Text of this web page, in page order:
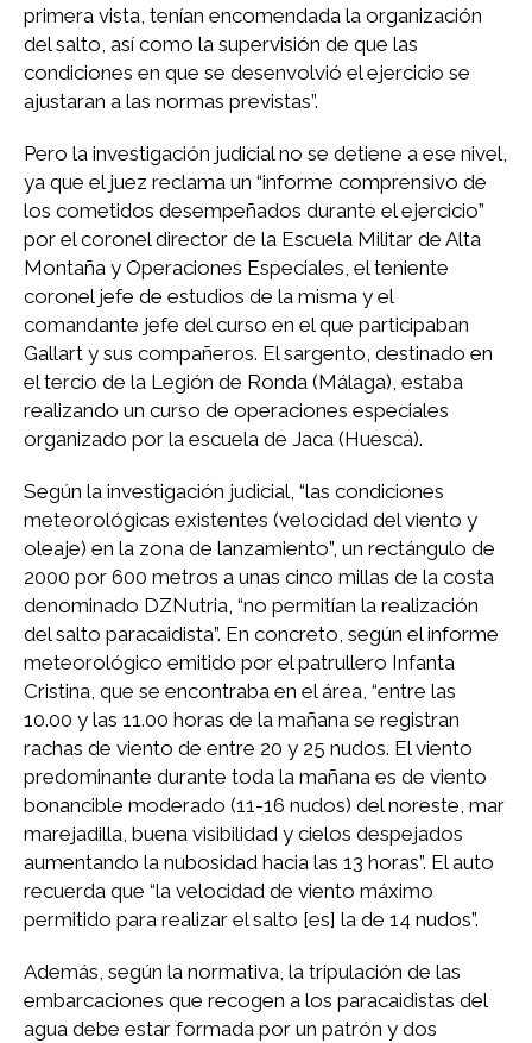
primera vista, tenían encomendada la organización
del salto, así como la supervisión de que las
condiciones en que se desenvolvió el ejercicio se
ajustaran a las normas previstas”.
Pero la investigación judicial no se detiene a ese nivel,
ya que el juez reclama un “informe comprensivo de
los cometidos desempeñados durante el ejercicio”
por el coronel director de la Escuela Militar de Alta
Montaña y Operaciones Especiales, el teniente
coronel jefe de estudios de la misma y el
comandante jefe del curso en el que participaban
Gallart y sus compañeros. El sargento, destinado en
el tercio de la Legión de Ronda (Málaga), estaba
realizando un curso de operaciones especiales
organizado por la escuela de Jaca (Huesca).
Según la investigación judicial, “las condiciones
meteorológicas existentes (velocidad del viento y
oleaje) en la zona de lanzamiento”, un rectángulo de
2000 por 600 metros a unas cinco millas de la costa
denominado DZNutria, “no permitían la realización
del salto paracaidista”. En concreto, según el informe
meteorológico emitido por el patrullero Infanta
Cristina, que se encontraba en el área, “entre las
10.00 y las 11.00 horas de la mañana se registran
rachas de viento de entre 20 y 25 nudos. El viento
predominante durante toda la mañana es de viento
bonancible moderado (11-16 nudos) del noreste, mar
marejadilla, buena visibilidad y cielos despejados
aumentando la nubosidad hacia las 13 horas”. El auto
recuerda que “la velocidad de viento máximo
permitido para realizar el salto [es] la de 14 nudos”.
Además, según la normativa, la tripulación de las
embarcaciones que recogen a los paracaidistas del
agua debe estar formada por un patrón y dos